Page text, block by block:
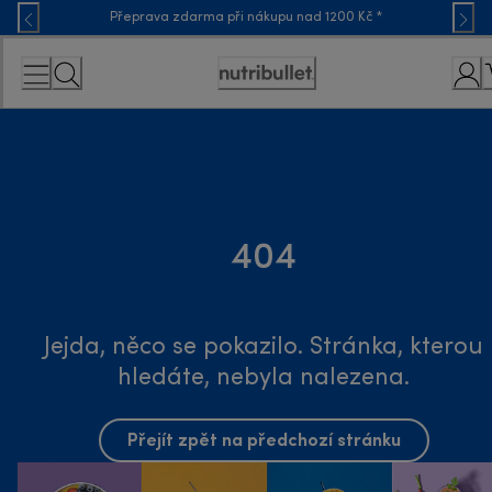
Skip
to
Content
Přeprava zdarma při nákupu nad 1200 Kč *
Accessibility
Statement
404
Jejda, něco se pokazilo. Stránka, kterou
hledáte, nebyla nalezena.
Přejít zpět na předchozí stránku